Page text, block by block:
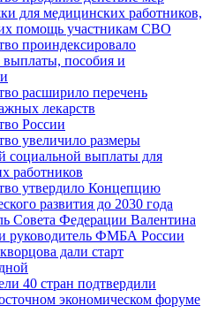
для медицинских работников,
помощь участникам СВО
проиндексировало
выплаты, пособия и
расширило перечень
лекарств
России
увеличило размеры
социальной выплаты для
работников
утвердило Концепцию
развития до 2030 года
Совета Федерации Валентина
руководитель ФМБА России
дали старт
40 стран подтвердили
экономическом форуме